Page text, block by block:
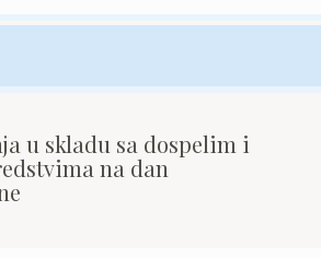
u skladu sa dospelim i
na dan